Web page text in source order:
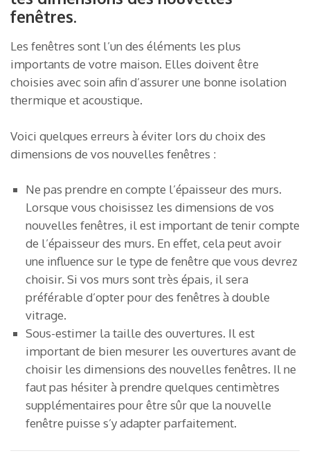
fenêtres.
Les fenêtres sont l’un des éléments les plus
importants de votre maison. Elles doivent être
choisies avec soin afin d’assurer une bonne isolation
thermique et acoustique.
Voici quelques erreurs à éviter lors du choix des
dimensions de vos nouvelles fenêtres :
Ne pas prendre en compte l’épaisseur des murs.
Lorsque vous choisissez les dimensions de vos
nouvelles fenêtres, il est important de tenir compte
de l’épaisseur des murs. En effet, cela peut avoir
une influence sur le type de fenêtre que vous devrez
choisir. Si vos murs sont très épais, il sera
préférable d’opter pour des fenêtres à double
vitrage.
Sous-estimer la taille des ouvertures. Il est
important de bien mesurer les ouvertures avant de
choisir les dimensions des nouvelles fenêtres. Il ne
faut pas hésiter à prendre quelques centimètres
supplémentaires pour être sûr que la nouvelle
fenêtre puisse s’y adapter parfaitement.